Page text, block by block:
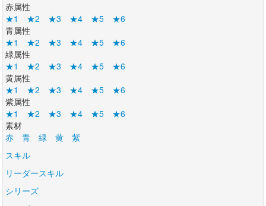
赤属性
★1
★2 ★3 ★4 ★5
★6
青属性
★1
★2 ★3 ★4 ★5
★6
緑属性
★1
★2 ★3 ★4 ★5
★6
黄属性
★1
★2 ★3 ★4 ★5
★6
紫属性
★1
★2 ★3 ★4 ★5
★6
素材
赤
青 緑 黄
紫
スキル
リーダースキル
シリーズ